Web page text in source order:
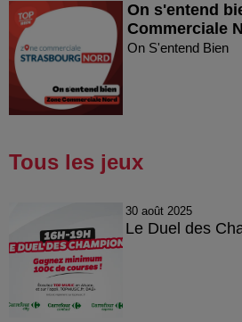
On s'entend
Commerciale
On S'entend Bien
Tous les jeux
30 août 2025
Le Duel des